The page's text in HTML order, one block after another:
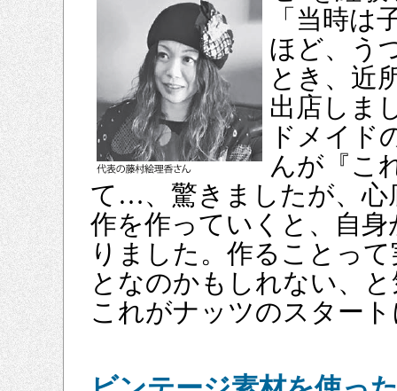
「当時は
ほど、う
とき、近
出店しま
ドメイド
んが『こ
て…、驚きましたが、心
作を作っていくと、自
りました。作ることっ
となのかもしれない、
これがナッツのスター